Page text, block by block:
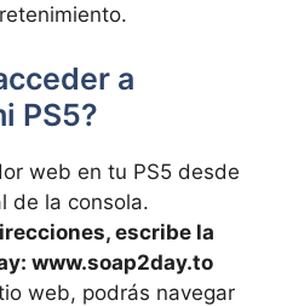
a
⁣PS5?
web en tu PS5 desde
de ‍la⁢ consola.
escribe la
www.soap2day.to
web,‌ podrás ​navegar